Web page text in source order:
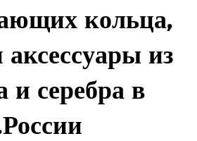
кольца,
аксессуары из
и серебра в
России.